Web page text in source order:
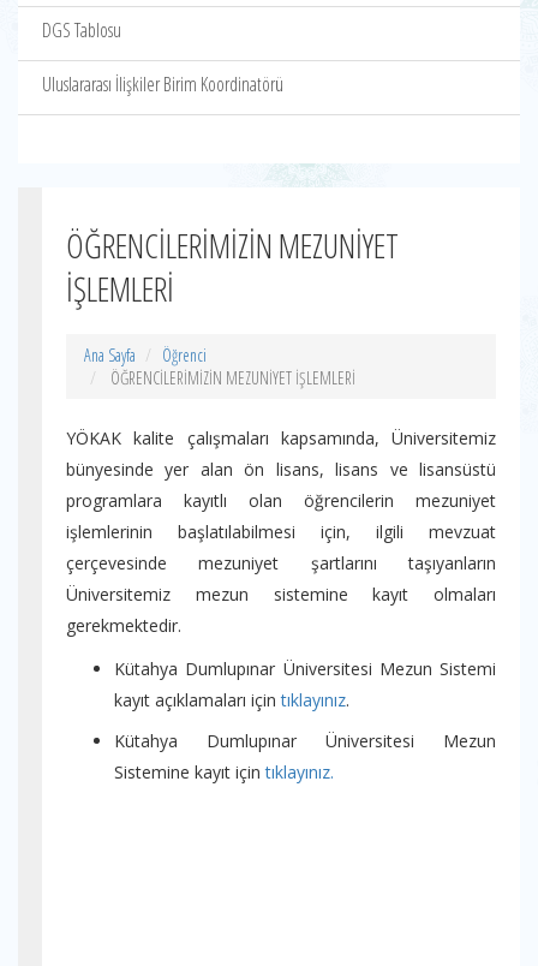
DGS Tablosu
Uluslararası İlişkiler Birim Koordinatörü
ÖĞRENCİLERİMİZİN MEZUNİYET
İŞLEMLERİ
Ana Sayfa
Öğrenci
ÖĞRENCİLERİMİZİN MEZUNİYET İŞLEMLERİ
YÖKAK kalite çalışmaları kapsamında, Üniversitemiz
bünyesinde yer alan ön lisans, lisans ve lisansüstü
programlara kayıtlı olan öğrencilerin mezuniyet
işlemlerinin başlatılabilmesi için, ilgili mevzuat
çerçevesinde mezuniyet şartlarını taşıyanların
Üniversitemiz mezun sistemine kayıt olmaları
gerekmektedir.
Kütahya Dumlupınar Üniversitesi Mezun Sistemi
kayıt açıklamaları içintıklayınız.
Kütahya Dumlupınar Üniversitesi Mezun
Sistemine kayıt içintıklayınız.